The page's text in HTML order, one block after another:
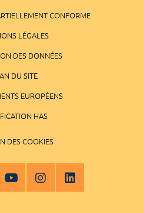
CONFORME
LÉGALES
DES DONNÉES
DU SITE
EUROPÉENS
HAS
DES COOKIES